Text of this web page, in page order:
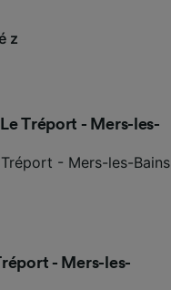
z
Tréport - Mers-les-
- Mers-les-Bains
- Mers-les-